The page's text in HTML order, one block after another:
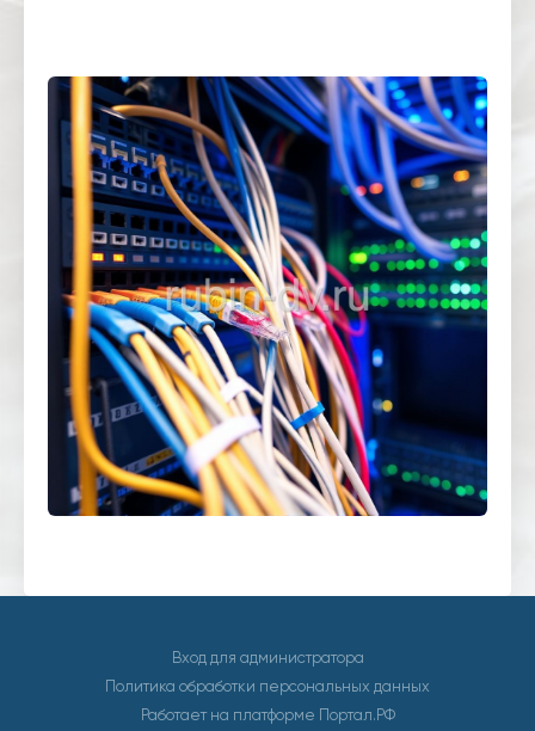
Вход для администратора
Политика обработки персональных данных
Работает на платформе Портал.РФ